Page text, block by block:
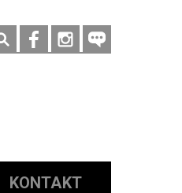
Social media
KONTAKT